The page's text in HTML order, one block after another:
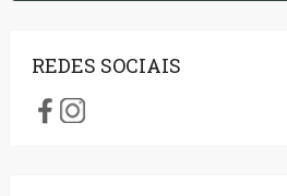
REDES SOCIAIS